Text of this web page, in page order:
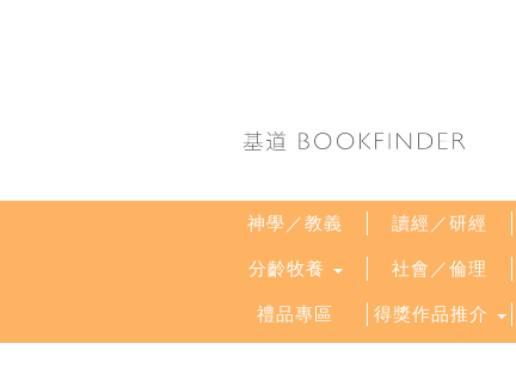
神學／教義 讀經／研經
分齡牧養 社會／倫理
禮品專區 得獎作品推介